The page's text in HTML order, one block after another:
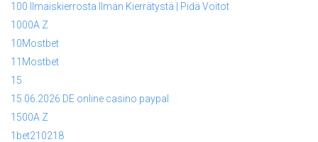
100 Ilmaiskierrosta Ilman Kierrätystä | Pidä Voitot
1000A Z
10Mostbet
11Mostbet
15
15.06.2026 DE online casino paypal
1500A Z
1bet210218